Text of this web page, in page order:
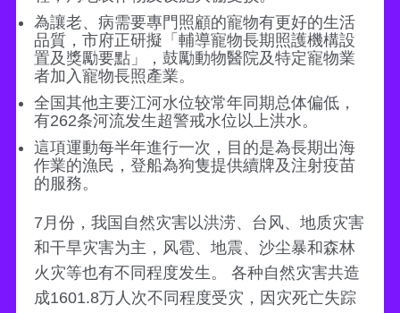
為讓老、病需要專門照顧的寵物有更好的生活
品質，市府正研擬「輔導寵物長期照護機構設
置及獎勵要點」，鼓勵動物醫院及特定寵物業
者加入寵物長照產業。
全国其他主要江河水位较常年同期总体偏低，
有262条河流发生超警戒水位以上洪水。
這項運動每半年進行一次，目的是為長期出海
作業的漁民，登船為狗隻提供續牌及注射疫苗
的服務。
7月份，我国自然灾害以洪涝、台风、地质灾害
和干旱灾害为主，风雹、地震、沙尘暴和森林
火灾等也有不同程度发生。 各种自然灾害共造
成1601.8万人次不同程度受灾，因灾死亡失踪